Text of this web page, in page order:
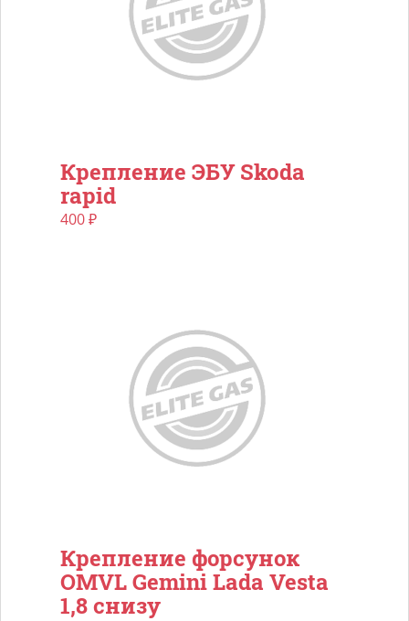
Крепление ЭБУ Skoda
rapid
400₽
Крепление форсунок
OMVL Gemini Lada Vesta
1,8 снизу